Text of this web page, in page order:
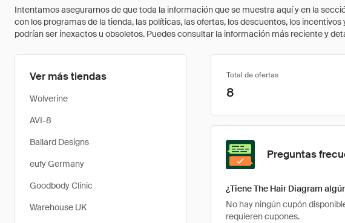
Intentamos asegurarnos de que toda la información que se muestra aquí y en la
con los programas de la tienda, las políticas, las ofertas, los descuentos, los
podrían ser inexactos u obsoletos. Puedes consultar la información más reciente y
Ver más tiendas
Wolverine
AVI-8
Ballard Designs
eufy Germany
Goodbody Clinic
Warehouse UK
Total de ofertas
8
Preguntas
¿Tiene The Hair Diagram
No hay ningún cupón
requieren cupones.